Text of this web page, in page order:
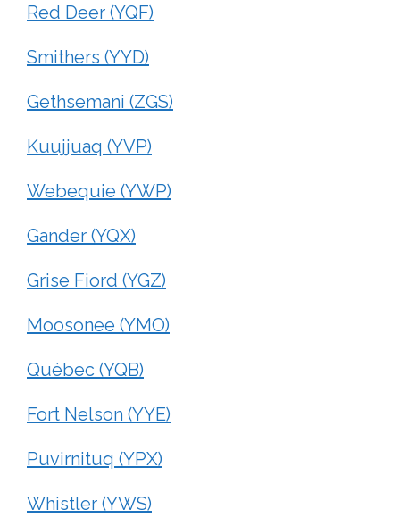
Red Deer (YQF)
Smithers (YYD)
Gethsemani (ZGS)
Kuujjuaq (YVP)
Webequie (YWP)
Gander (YQX)
Grise Fiord (YGZ)
Moosonee (YMO)
Québec (YQB)
Fort Nelson (YYE)
Puvirnituq (YPX)
Whistler (YWS)